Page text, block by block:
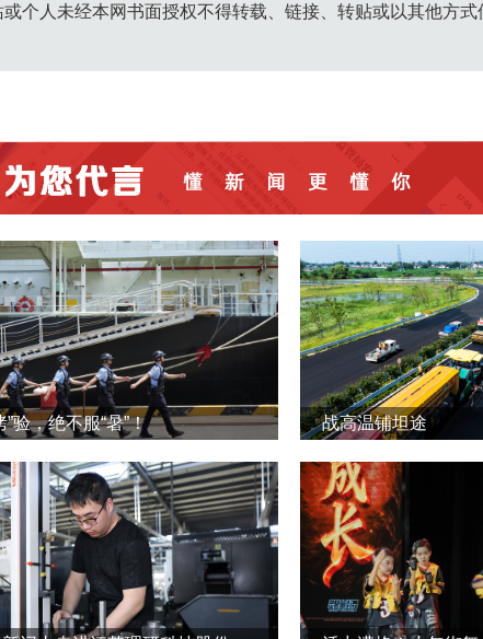
个人未经本网书面授权不得转载、链接、转贴或以其他方式
”验，绝不服“暑”！ 战高温铺坦途